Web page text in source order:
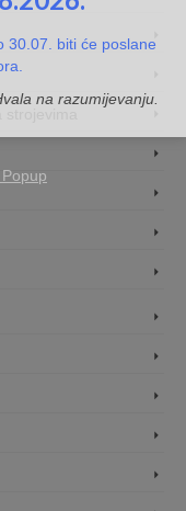
30.07. biti će poslane
na razumijevanju.